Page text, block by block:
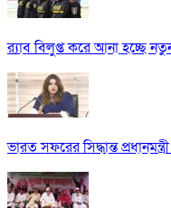
র‍্যাব বিলুপ্ত করে আনা হচ্ছে
ভারত সফরের সিদ্ধান্ত প্রধানমন্ত্রী